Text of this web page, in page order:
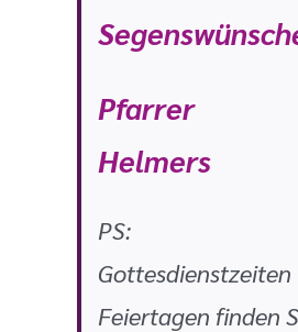
Pfarrer
Helmers
PS:
Feiertagen finden